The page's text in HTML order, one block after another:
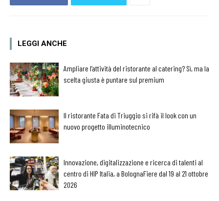
LEGGI ANCHE
Ampliare l’attività del ristorante al catering? Sì, ma la
scelta giusta è puntare sul premium
Il ristorante Fata di Triuggio si rifà il look con un
nuovo progetto illuminotecnico
Innovazione, digitalizzazione e ricerca di talenti al
centro di HIP Italia, a BolognaFiere dal 19 al 21 ottobre
2026